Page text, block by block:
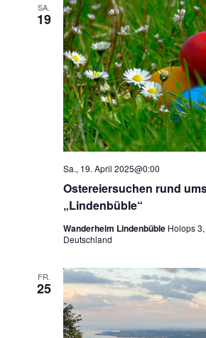
SA.
19
Ostereiersuchen rund
„Lindenbüble“
Sa., 19. April 2025@0:00
Wanderheim Lindenbüble Holops
Deutschland
FR.
25